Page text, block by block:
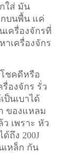
ใส่ มัน
บนพื้น แค่
เครื่องจักรที่
เครื่องจักร
ชคดีหรือ
องจักร รั่ว
ป็นเบาได้
ของแหลม
เพราะ หัว
ถึง 200J
เหล็ก กัน